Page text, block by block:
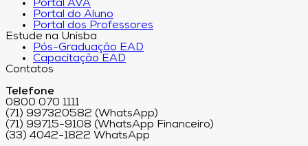
Portal AVA
Portal do Aluno
Portal dos Professores
Estude na Unisba
Pós-Graduação EAD
Capacitação EAD
Contatos
Telefone
0800 070 1111
(71) 997320582 (WhatsApp)
(71) 99715-9108 (WhatsApp Financeiro)
(33) 4042-1822 WhatsApp